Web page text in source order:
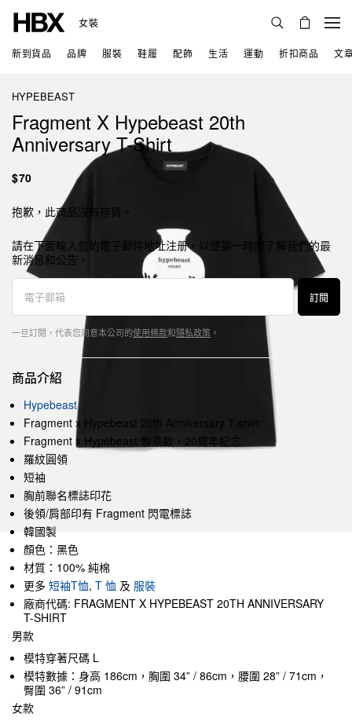
女裝
新到貨品 品牌 服裝 鞋履 配飾 生活 運動 折扣商品 文
HYPEBEAST
Fragment X Hypebeast 20th
Anniversary T-Shirt
$70
抱歉，此商品沒有存貨。
請在下面輸入您的電子郵件地址注册，以便第一時間了解我們的最
新消息和公告。
訂閱
一旦訂閱，代表您同意本公司的使用條款和隱私政策 。
商品介紹
Hypebeast
Fragment x Hypebeast 20th Anniversary T-shirt
Fragment x Hypebeast 聯乘款，20周年紀念
羅紋圓領
短袖
胸前聯名標誌印花
後領/肩部印有 Fragment 閃電標誌
韓國製
顏色：黑色
材質：100% 純棉
更多 短袖T恤, T 恤 及 服裝
廠商代碼: FRAGMENT X HYPEBEAST 20TH ANNIVERSARY
T-SHIRT
男款
模特穿著尺碼 L
模特數據：身高 186cm，胸圍 34” / 86cm，腰圍 28” / 71cm，
臀圍 36” / 91cm
女款